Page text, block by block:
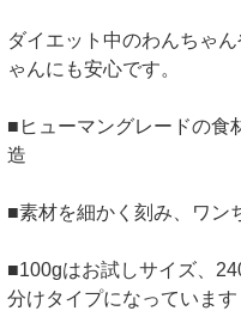
ダイエット中のわんちゃ
ゃんにも安心です。
■ヒューマングレードの食
造
■素材を細かく刻み、ワン
■100gはお試しサイズ、
分けタイプになっています